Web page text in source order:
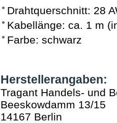
Drahtquerschnitt: 28
Kabellänge: ca. 1 m
Farbe: schwarz
Herstellerangaben:
Tragant Handels- und
Beeskowdamm 13/15
14167 Berlin